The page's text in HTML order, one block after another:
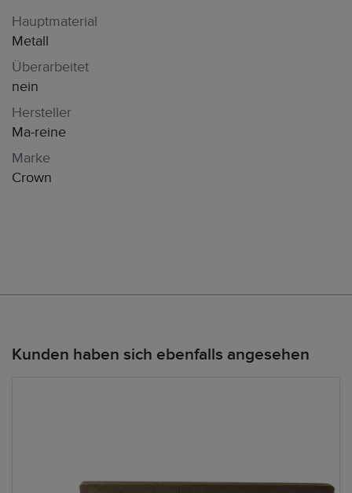
Hauptmaterial
Metall
Überarbeitet
nein
Hersteller
Ma-reine
Marke
Crown
Kunden haben sich ebenfalls angesehen